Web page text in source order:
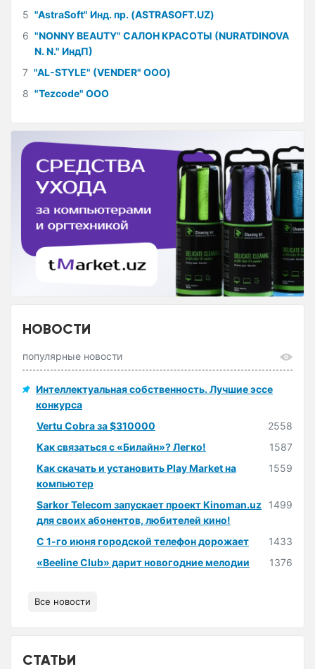
5 "AstraSoft" Инд. пр. (ASTRASOFT.UZ)
6 "NONNY BEAUTY" САЛОН КРАСОТЫ (NURATDINOVA
N. N." ИндП)
7 "AL-STYLE" (VENDER" ООО)
8 "Tezcode" ООО
НОВОСТИ
популярные новости
Интеллектуальная собственность. Лучшие эссе
конкурса
Vertu Cobra за $310000
2558
Как связаться с «Билайн»? Легко!
1587
Как скачать и установить Play Market на
компьютер
1559
Sarkor Telecom запускает проект Kinoman.uz
для своих абонентов, любителей кино!
1499
С 1-го июня городской телефон дорожает
1433
«Beeline Club» дарит новогодние мелодии
1376
Все новости
СТАТЬИ